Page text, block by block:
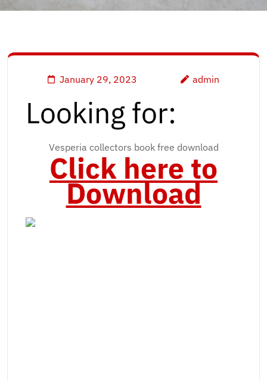
January 29, 2023 admin
Looking for:
Vesperia collectors book free download
Click here to
Download